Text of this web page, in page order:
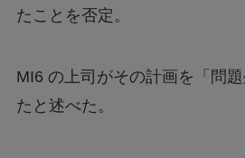
たことを否定。
MI6 の上司がその計画を「問
たと述べた。